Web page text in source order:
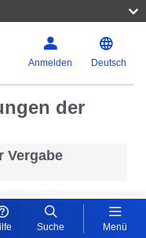
Anmelden Deutsch
der
Vergabe
Suche Menü